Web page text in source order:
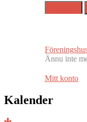
Ännu inte
Mitt konto
Kalender